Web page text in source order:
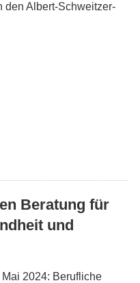
den Albert-Schweitzer-
Beratung für
und
2024: Berufliche